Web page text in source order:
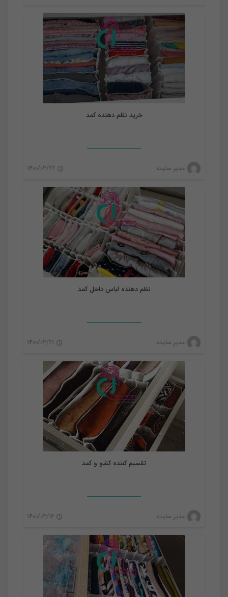
0
0
خرید نظم دهنده کمد
مدیر سایت 1400/03/22
نظم دهنده
نظم دهنده لباس داخل کمد
مدیر سایت 1400/03/21
نظم دهنده
تقسیم کننده کشو و کمد
مدیر سایت 1400/03/16
نظم دهنده